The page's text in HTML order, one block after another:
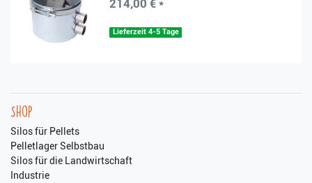
214,00 € *
Lieferzeit 4-5 Tage
Shop
Silos für Pellets
Pelletlager Selbstbau
Silos für die Landwirtschaft
Industrie